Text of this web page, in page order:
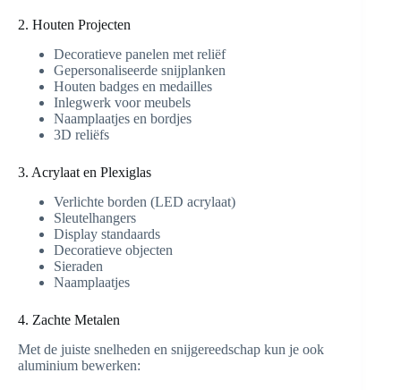
2. Houten Projecten
Decoratieve panelen met reliëf
Gepersonaliseerde snijplanken
Houten badges en medailles
Inlegwerk voor meubels
Naamplaatjes en bordjes
3D reliëfs
3. Acrylaat en Plexiglas
Verlichte borden (LED acrylaat)
Sleutelhangers
Display standaards
Decoratieve objecten
Sieraden
Naamplaatjes
4. Zachte Metalen
Met de juiste snelheden en snijgereedschap kun je ook
aluminium bewerken: